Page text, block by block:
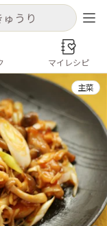
キャンセル
ます
規登録
キャンセル
ンテンツ
もろこし
マイレシピ
主菜